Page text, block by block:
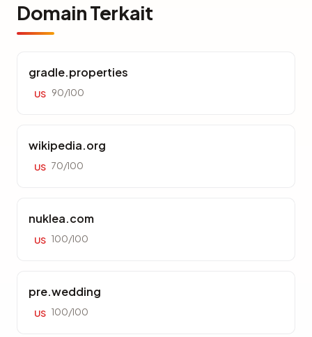
Domain Terkait
gradle.properties
US 90/100
wikipedia.org
US 70/100
nuklea.com
US 100/100
pre.wedding
US 100/100